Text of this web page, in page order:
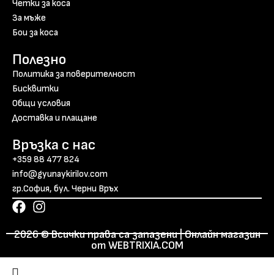
Четки за коса
За мъже
Бои за коса
Полезно
Политика за поверителност
Бисквитки
Общи условия
Доставка и плащане
Връзка с нас
+359 88 477 824
info@gyunaykirilov.com
гр.София, бул. Черни Връх
2026 © Всички права са запазени | Онлайн магазин
от WEBTRIXIA.COM